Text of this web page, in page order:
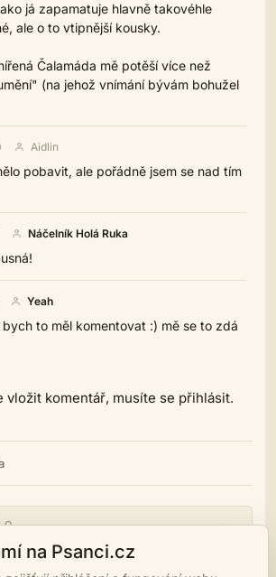
já zapamatuje hlavně takovéhle
ale o to vtipnější kousky.
Čalamáda mě potěší více než
(na jehož vnímání bývám bohužel
Aidlin
pobavit, ale pořádně jsem se nad tím
Náčelník Holá Ruka
Yeah
to měl komentovat :) mě se to zdá
vložit komentář, musíte se přihlásit.
na Psanci.cz